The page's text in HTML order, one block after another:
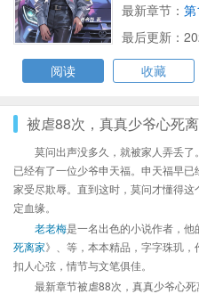
最新章节：
最后更新：
阅读
收藏
被虐88次，真真少爷心死
莫问出声没多久，就被家人弄丢
已经有了一位少爷申天福。申天福早
家受尽欺辱。直到这时，莫问才懂得
定血缘。
老老梅是一名出色的小说作者，他
死离家》、等，本本精品，字字珠玑，
扣人心弦，情节与文笔俱佳。
最新章节被虐88次，真真少爷心死